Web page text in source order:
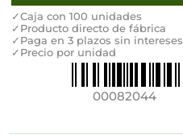
✓Caja con 100 unidades
✓Producto directo de fábrica
✓Paga en 3 plazos sin intereses
✓Precio por unidad
00082044